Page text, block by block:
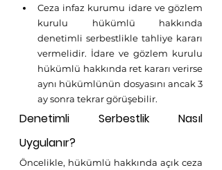
Ceza infaz kurumu idare ve gözlem
kurulu hükümlü hakkında
denetimli serbestlikle tahliye kararı
vermelidir. İdare ve gözlem kurulu
hükümlü hakkında ret kararı verirse
aynı hükümlünün dosyasını ancak 3
ay sonra tekrar görüşebilir.
Denetimli Serbestlik Nasıl
Uygulanır?
Öncelikle, hükümlü hakkında açık ceza